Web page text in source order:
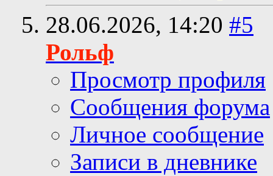
28.06.2026, 14:20 #5
Рольф
Просмотр профиля
Сообщения форума
Личное сообщение
Записи в дневнике